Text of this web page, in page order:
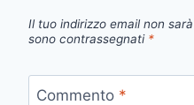
Il tuo indirizzo email non
sono contrassegnati *
Commento *